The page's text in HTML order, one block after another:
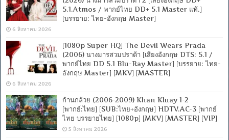
5.1.Atmos / พากย์ไทย DD+ 5.1 Master แท้.]
[บรรยาย: ไทย-อังกฤษ Master]
6 สิงหาคม 2026
[1080p Super HQ] The Devil Wears Prada
(2006) นางมารสวมปราด้า [เสียงอังกฤษ DTS: 5.1 /
พากย์ไทย DD 5.1 Blu-Ray Master] [บรรยาย: ไทย-
อังกฤษ Master] [MKV] [MASTER]
6 สิงหาคม 2026
ก้านกล้วย (2006-2009) Khan Kluay 1-2
[พากย์:ไทย] [SUB:ไทย+อังกฤษ] HDTV.AC-3 [พากย์
ไทย บรรยายไทย] [1080p] [MKV] [MASTER] [VIP]
5 สิงหาคม 2026